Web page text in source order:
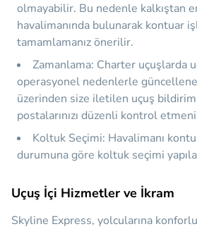
olmayabilir. Bu nedenle kalkıştan
havalimanında bulunarak kontuar
tamamlamanız önerilir.
Zamanlama: Charter uçuşlarda
operasyonel nedenlerle
üzerinden size iletilen uçuş
postalarınızı düzenli kontrol
Koltuk Seçimi: Havalimanı
durumuna göre koltuk seçimi
Uçuş İçi Hizmetler ve İkram
Skyline Express, yolcularına